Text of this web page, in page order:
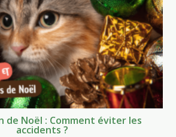
de Noël : Comment éviter les
accidents ?